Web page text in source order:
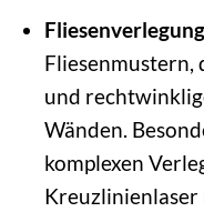
Fliesenmustern,
und
Wänden.
komplexen